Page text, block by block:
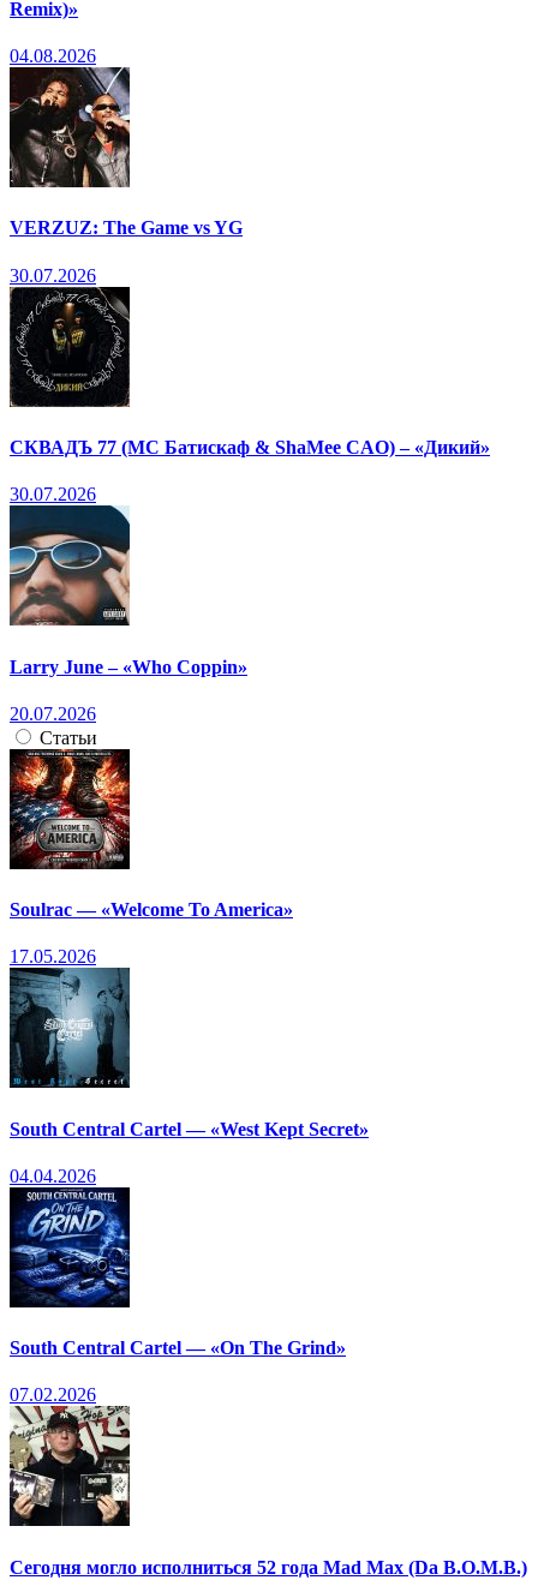
Remix)»
04.08.2026
VERZUZ: The Game vs YG
30.07.2026
СКВАДЪ 77 (МС Батискаф & ShaMee CAO) – «Дикий»
30.07.2026
Larry June – «Who Coppin»
20.07.2026
Статьи
Soulrac — «Welcome To America»
17.05.2026
South Central Cartel — «West Kept Secret»
04.04.2026
South Central Cartel — «On The Grind»
07.02.2026
Сегодня могло исполниться 52 года Mad Max (Da B.O.M.B.)